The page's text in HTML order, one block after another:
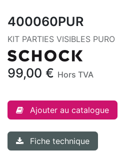
400060PUR
KIT PARTIES VISIBLES PURO
99,00 € Hors TVA
Ajouter au catalogue
Fiche technique